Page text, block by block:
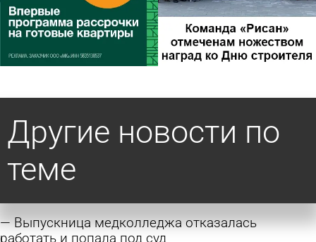
Другие новости по
теме
Выпускница медколледжа отказалась
работать и попала под суд